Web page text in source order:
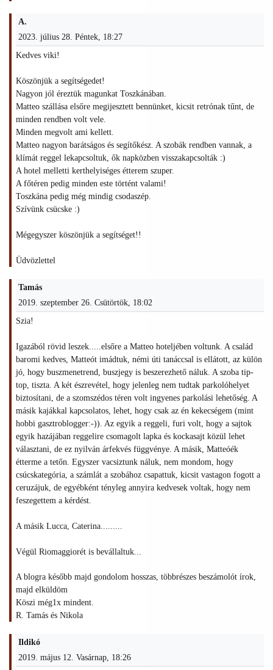
A.
2023. július 28. Péntek, 18:27
Kedves viki!
Köszönjük a segítségedet!
Nagyon jól éreztük magunkat Toszkánában.
Matteo szállása elsőre megijesztett bennünket, kicsit retrónak tűnt, de
minden rendben volt vele.
Minden megvolt ami kellett.
Matteo nagyon barátságos és segítőkész. A szobák rendben vannak, a
klímát reggel lekapcsoltuk, ők napközben visszakapcsolták :)
A hotel melletti kerthelyiséges étterem szuper.
A főtéren pedig minden este történt valami!
Toszkána pedig még mindig csodaszép.
Szívünk csücske :)
Mégegyszer köszönjük a segítséget!!
Üdvözlettel
Tamás
2019. szeptember 26. Csütörtök, 18:02
Szia!
Igazából rövid leszek.....elsőre a Matteo hoteljében voltunk. A család
baromi kedves, Matteót imádtuk, némi úti tanáccsal is ellátott, az külön
jó, hogy buszmenetrend, buszjegy is beszerezhető náluk. A szoba tip-
top, tiszta. A két észrevétel, hogy jelenleg nem tudtak parkolóhelyet
biztosítani, de a szomszédos téren volt ingyenes parkolási lehetőség. A
másik kajákkal kapcsolatos, lehet, hogy csak az én kekecségem (mint
hobbi gasztroblogger:-)). Az egyik a reggeli, furi volt, hogy a sajtok
egyik hazájában reggelire csomagolt lapka és kockasajt közül lehet
választani, de ez nyilván árfekvés függvénye. A másik, Matteóék
étterme a tetőn. Egyszer vacsiztunk náluk, nem mondom, hogy
csúcskategória, a számlát a szobához csapattuk, kicsit vastagon fogott a
ceruzájuk, de egyébként tényleg annyira kedvesek voltak, hogy nem
feszegettem a kérdést.
A másik Lucca, Caterina.........
Végül Riomaggiorét is bevállaltuk...
A blogra később majd gondolom hosszas, többrészes beszámolót írok,
majd elküldöm
Köszi még1x mindent.
R. Tamás és Nikola
Ildikó
2019. május 12. Vasárnap, 18:26